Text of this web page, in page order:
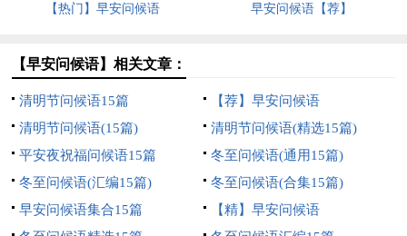
【热门】早安问候语 早安问候语【荐】
【早安问候语】相关文章：
清明节问候语15篇
【荐】早安问候语
清明节问候语(15篇)
清明节问候语(精选15篇)
平安夜祝福问候语15篇
冬至问候语(通用15篇)
冬至问候语(汇编15篇)
冬至问候语(合集15篇)
早安问候语集合15篇
【精】早安问候语